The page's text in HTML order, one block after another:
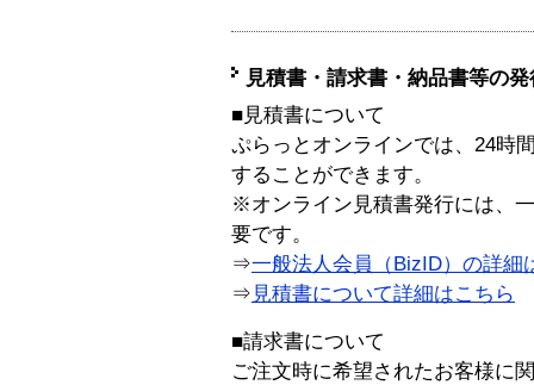
見積書・請求書・納品書等の
■見積書について
ぷらっとオンラインでは、24時
することができます。
※オンライン見積書発行には、
要です。
⇒一般法人会員（BizID）の詳細
⇒ 見積書について詳細はこちら
■請求書について
ご注文時に希望されたお客様に